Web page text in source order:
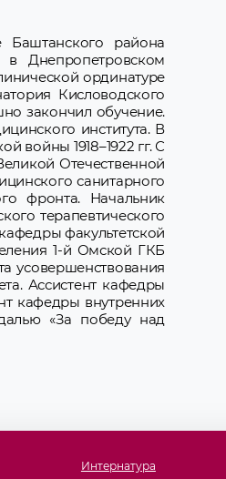
района
в Днепропетровском
ординатуре
Кисловодского
закончил обучение.
института. В
войны 1918–1922 гг. С
Отечественной
санитарного
фронта. Начальник
терапевтического
кафедры факультетской
1-й Омской ГКБ
усовершенствования
Ассистент кафедры
кафедры внутренних
«За победу над
Интернатура